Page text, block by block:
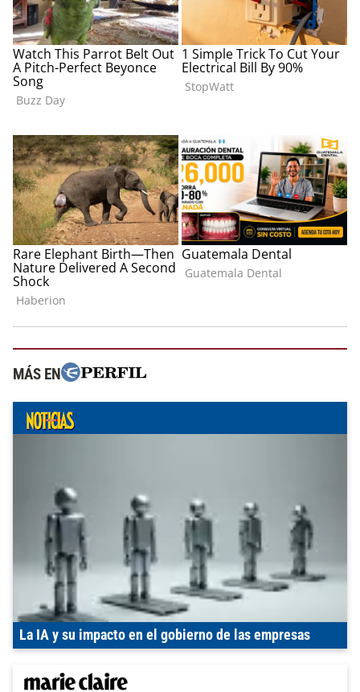
MÁS EN
La IA y su impacto en el gobierno de las empresas